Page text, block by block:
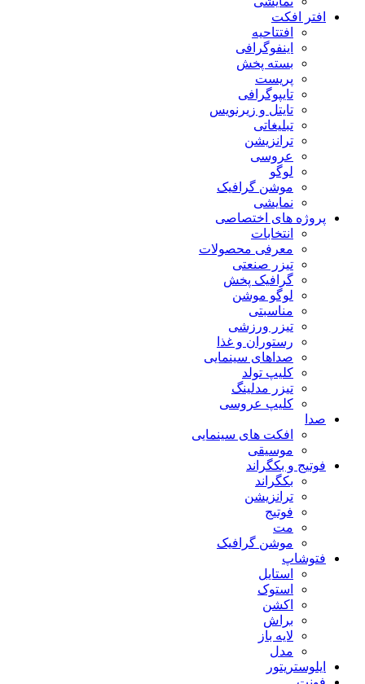
افتر افکت
افتتاحیه
اینفوگرافی
بسته پخش
پریست
تایپوگرافی
تایتل و زیرنویس
تبلیغاتی
ترانزیشن
عروسی
لوگو
موشن گرافیک
نمایشی
پروژه های اختصاصی
انتخابات
معرفی محصولات
تیزر صنعتی
گرافیک پخش
لوگو موشن
مناسبتی
تیزر ورزشی
رستوران و غذا
صداهای سینمایی
کلیپ تولد
تیزر مدلینگ
کلیپ عروسی
صدا
افکت های سینمایی
موسیقی
فوتیج و بکگراند
بکگراند
ترانزیشن
فوتیج
مت
موشن گرافیک
فتوشاپ
استایل
استوک
اکشن
براش
لایه باز
مدل
ایلوستریتور